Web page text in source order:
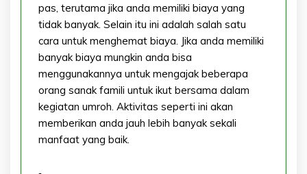
pas, terutama jika anda memiliki biaya yang
tidak banyak. Selain itu ini adalah salah satu
cara untuk menghemat biaya. Jika anda memiliki
banyak biaya mungkin anda bisa
menggunakannya untuk mengajak beberapa
orang sanak famili untuk ikut bersama dalam
kegiatan umroh. Aktivitas seperti ini akan
memberikan anda jauh lebih banyak sekali
manfaat yang baik.